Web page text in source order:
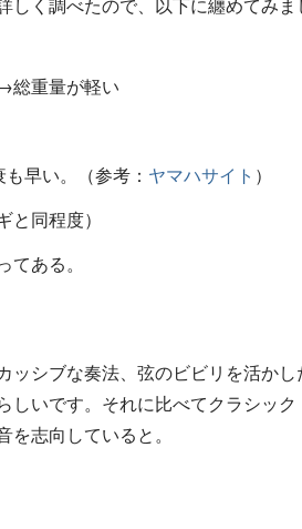
総重量が軽い
早い。（参考： ヤマハサイト ）
同程度）
ある。
シブな奏法、弦のビビリを活か
いです。それに比べてクラシッ
志向していると。